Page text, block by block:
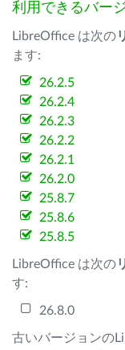
利用できるバー
LibreOffice は次の
ます:
26.2.5
26.2.4
26.2.3
26.2.2
26.2.1
26.2.0
25.8.7
25.8.6
25.8.5
LibreOffice は次の
す:
26.8.0
古いバージョンの